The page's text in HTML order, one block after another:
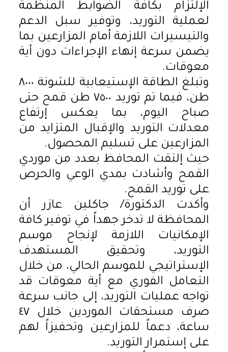
الإلتزام بكافة الضوابط المنظمة
لعملية التوريد، وتوفير سبل الدعم
والتيسيرات اللازمة أمام المزارعين بما
يضمن سرعة إنهاء الإجراءات دون أية
معوقات.
وتبلغ الطاقة الإستيعابية للشونة ٨٠٠٠
طن، فيما تم توريد ٧٥٠٠ طن قمح حتى
صباح اليوم، بما يعكس إرتفاع
معدلات التوريد والإقبال المتزايد من
المزارعين على تسليم المحصول.
حيث إلتقت المحافظ بعدد من موردي
القمح وأشادت بمدي الوعي والحرص
على توريد القمح.
وأكدت الدكتورة/ جاكلين عازر أن
المحافظة لا تدخر جهداً في توفير كافة
الإمكانيات اللازمة لإنجاح موسم
التوريد، وتحقيق المستهدف
الإستراتيجي للموسم الحالي، من خلال
التعامل الفوري مع أية معوقات قد
تواجه عمليات التوريد، إلى جانب سرعة
صرف مستحقات الموردين خلال ٤٧
ساعة، دعماً للمزارعين وتحفيزاً لهم
على إستمرار التوريد.